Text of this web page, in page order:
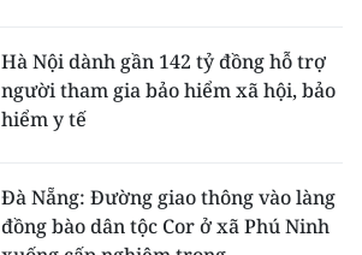
Hà Nội dành gần 142 tỷ đồng hỗ trợ
người tham gia bảo hiểm xã hội, bảo
hiểm y tế
Đà Nẵng: Đường giao thông vào làng
đồng bào dân tộc Cor ở xã Phú Ninh